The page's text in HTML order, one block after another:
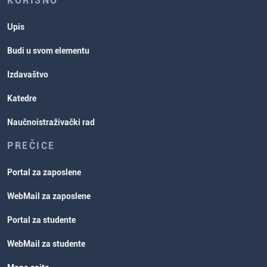
Upis
Budi u svom elementu
Izdavaštvo
Katedre
Naučnoistraživački rad
PREČICE
Portal za zaposlene
WebMail za zaposlene
Portal za studente
WebMail za studente